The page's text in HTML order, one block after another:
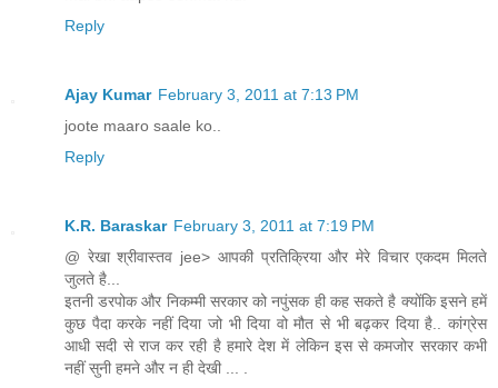
Reply
Ajay Kumar February 3, 2011 at 7:13 PM
joote maaro saale ko..
Reply
K.R. Baraskar February 3, 2011 at 7:19 PM
@ रेखा श्रीवास्तव jee> आपकी प्रतिक्रिया और मेरे विचार एकदम मिलते
जुलते है...
इतनी डरपोक और निकम्मी सरकार को नपुंसक ही कह सकते है क्योंकि इसने हमें
कुछ पैदा करके नहीं दिया जो भी दिया वो मौत से भी बढ़कर दिया है.. कांग्रेस
आधी सदी से राज कर रही है हमारे देश में लेकिन इस से कमजोर सरकार कभी
नहीं सुनी हमने और न ही देखी ... .